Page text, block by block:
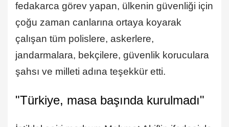
fedakarca görev yapan, ülkenin güvenliği için
çoğu zaman canlarına ortaya koyarak
çalışan tüm polislere, askerlere,
jandarmalara, bekçilere, güvenlik koruculara
şahsı ve milleti adına teşekkür etti.
"Türkiye, masa başında kurulmadı"